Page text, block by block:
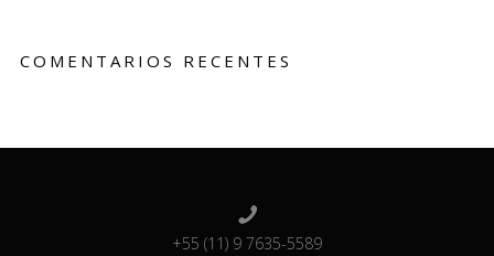
COMENTARIOS RECENTES
+55 (11) 9 7635-5589